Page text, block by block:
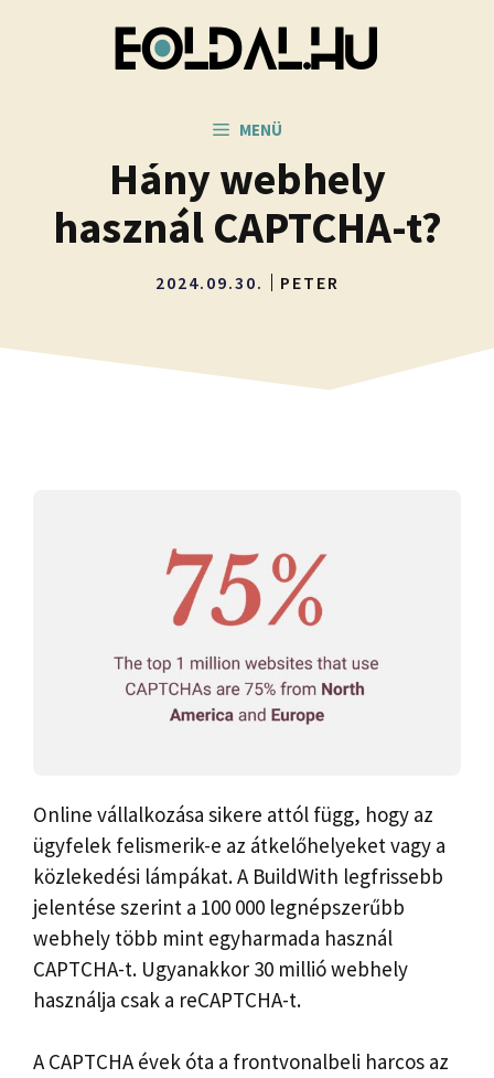
MENÜ
Hány webhely
használ CAPTCHA-t?
2024.09.30. PETER
Online vállalkozása sikere attól függ, hogy az
ügyfelek felismerik-e az átkelőhelyeket vagy a
közlekedési lámpákat. A BuildWith legfrissebb
jelentése szerint a 100 000 legnépszerűbb
webhely több mint egyharmada használ
CAPTCHA-t. Ugyanakkor 30 millió webhely
használja csak a reCAPTCHA-t.
A CAPTCHA évek óta a frontvonalbeli harcos az